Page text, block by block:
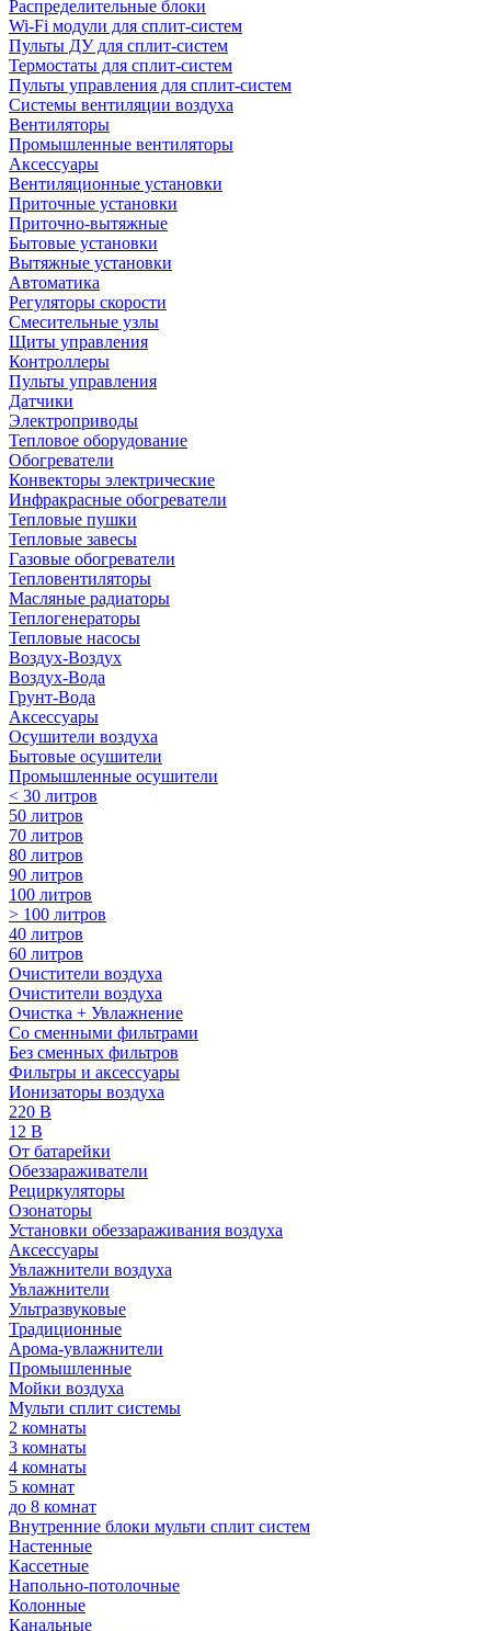
Распределительные блоки
Wi-Fi модули для сплит-систем
Пульты ДУ для сплит-систем
Термостаты для сплит-систем
Пульты управления для сплит-систем
Системы вентиляции воздуха
Вентиляторы
Промышленные вентиляторы
Аксессуары
Вентиляционные установки
Приточные установки
Приточно-вытяжные
Бытовые установки
Вытяжные установки
Автоматика
Регуляторы скорости
Смесительные узлы
Щиты управления
Контроллеры
Пульты управления
Датчики
Электроприводы
Тепловое оборудование
Обогреватели
Конвекторы электрические
Инфракрасные обогреватели
Тепловые пушки
Тепловые завесы
Газовые обогреватели
Тепловентиляторы
Масляные радиаторы
Теплогенераторы
Тепловые насосы
Воздух-Воздух
Воздух-Вода
Грунт-Вода
Аксессуары
Осушители воздуха
Бытовые осушители
Промышленные осушители
< 30 литров
50 литров
70 литров
80 литров
90 литров
100 литров
> 100 литров
40 литров
60 литров
Очистители воздуха
Очистители воздуха
Очистка + Увлажнение
Cо сменными фильтрами
Без сменных фильтров
Фильтры и аксессуары
Ионизаторы воздуха
220 В
12 В
От батарейки
Обеззараживатели
Рециркуляторы
Озонаторы
Установки обеззараживания воздуха
Аксессуары
Увлажнители воздуха
Увлажнители
Ультразвуковые
Традиционные
Арома-увлажнители
Промышленные
Мойки воздуха
Мульти сплит системы
2 комнаты
3 комнаты
4 комнаты
5 комнат
до 8 комнат
Внутренние блоки мульти сплит систем
Настенные
Кассетные
Напольно-потолочные
Колонные
Канальные